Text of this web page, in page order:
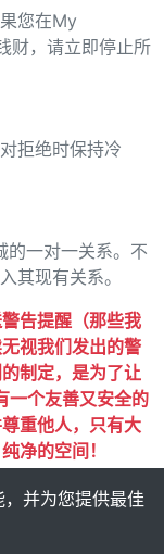
您在My
财，请立即停止所
拒绝时保持冷
一对一关系。不
其现有关系。
告提醒（那些我
视我们发出的警
制定，是为了让
个友善又安全的
重他人，只有大
净的空间！
并为您提供最佳